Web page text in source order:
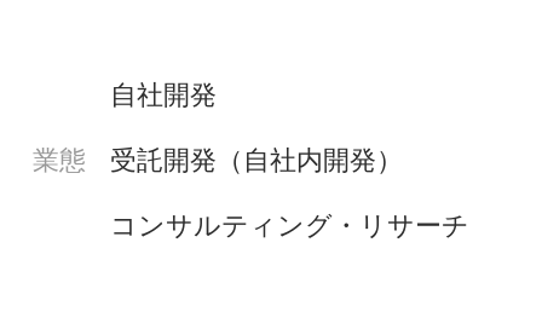
業態
自社開発
受託開発（自社内開発）
コンサルティング・リサーチ